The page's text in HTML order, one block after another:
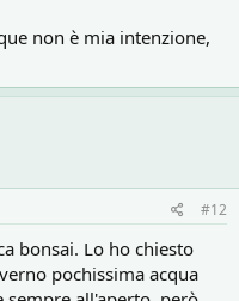
non è mia intenzione,
#12
bonsai. Lo ho chiesto
pochissima acqua